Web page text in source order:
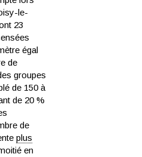
le-
23
égal
de
groupes
de 150 à
de 20 %
de
plus
en